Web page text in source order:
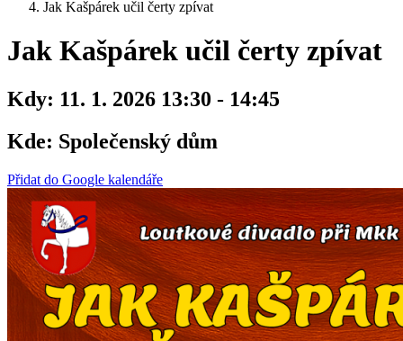
Jak Kašpárek učil čerty zpívat
Jak Kašpárek učil čerty zpívat
Kdy: 11. 1. 2026 13:30 - 14:45
Kde: Společenský dům
Přidat do Google kalendáře